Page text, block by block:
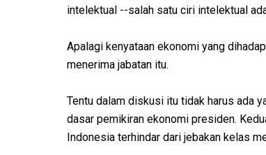
intelektual --salah satu ciri intelektual
Apalagi kenyataan ekonomi yang
menerima jabatan itu.
Tentu dalam diskusi itu tidak harus ada
dasar pemikiran ekonomi presiden.
Indonesia terhindar dari jebakan kelas